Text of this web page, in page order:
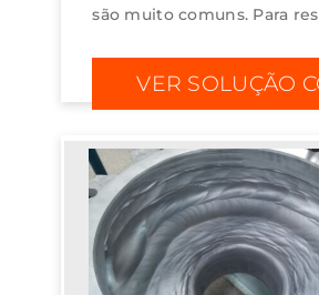
são muito comuns. Para
VER SOLUÇÃO